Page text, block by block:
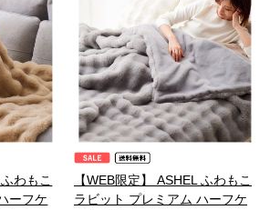
わもこ
ーフケ
【WEB限定】 ASHEL ふわもこ
ラビット プレミアム ハーフケ